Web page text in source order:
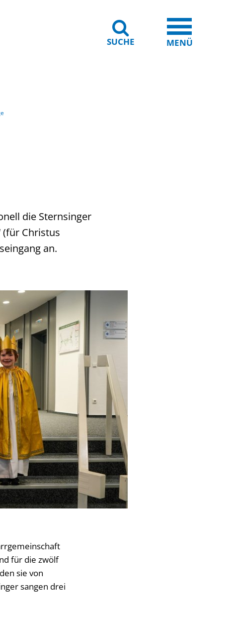
SUCHE MENÜ
die Sternsinger
(für Christus
an.
für die zwölf
sie von
sangen drei